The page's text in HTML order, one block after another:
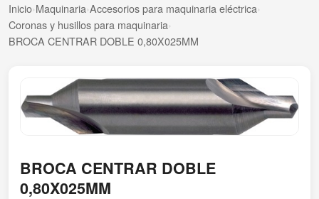
Inicio›Maquinaria›Accesorios para maquinaria eléctrica›
Coronas y husillos para maquinaria›
BROCA CENTRAR DOBLE 0,80X025MM
BROCA CENTRAR DOBLE
0,80X025MM